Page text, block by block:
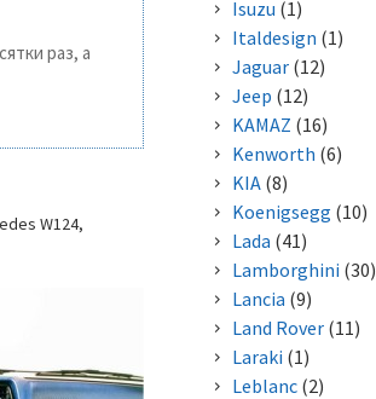
раз, а
W124,
Isuzu (1)
Italdesign (1)
Jaguar(12)
Jeep (12)
KAMAZ (16)
Kenworth (6)
KIA(8)
Koenigsegg (10)
Lada (41)
Lamborghini (30)
Lancia (9)
Land Rover(11)
Laraki (1)
Leblanc(2)